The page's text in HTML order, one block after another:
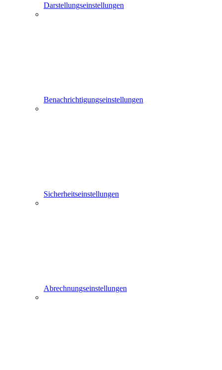
Darstellungseinstellungen
Benachrichtigungseinstellungen
Sicherheitseinstellungen
Abrechnungseinstellungen